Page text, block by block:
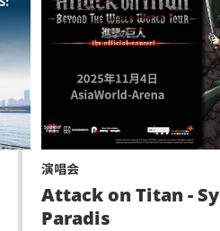
演唱会
Attack on Titan -
Paradis